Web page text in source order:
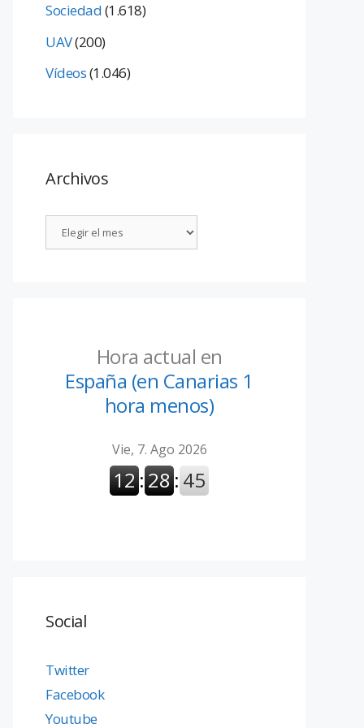
Sociedad(1.618)
UAV(200)
Vídeos(1.046)
Archivos
Hora actual en
España (en Canarias 1
hora menos)
Social
Twitter
Facebook
Youtube